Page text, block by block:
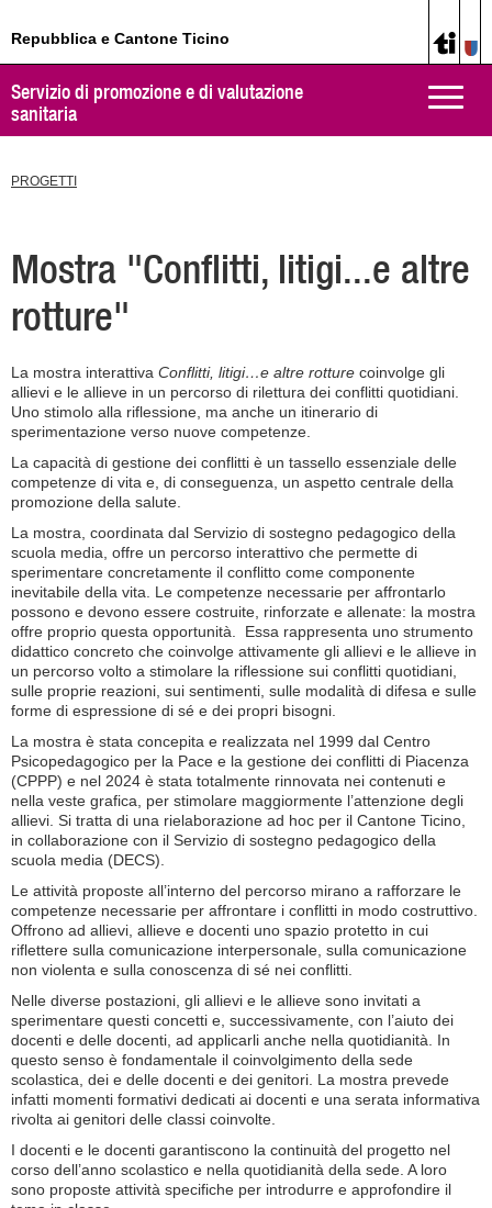
Repubblica e Cantone Ticino
Toggle
Servizio di promozione e di valutazione
sanitaria
PROGETTI
Mostra "Conflitti, litigi...e altre
rotture"
La mostra interattiva Conflitti, litigi…e altre rotture coinvolge gli
allievi e le allieve in un percorso di rilettura dei conflitti quotidiani.
Uno stimolo alla riflessione, ma anche un itinerario di
sperimentazione verso nuove competenze.
La capacità di gestione dei conflitti è un tassello essenziale delle
competenze di vita e, di conseguenza, un aspetto centrale della
promozione della salute.
La mostra, coordinata dal Servizio di sostegno pedagogico della
scuola media, offre un percorso interattivo che permette di
sperimentare concretamente il conflitto come componente
inevitabile della vita. Le competenze necessarie per affrontarlo
possono e devono essere costruite, rinforzate e allenate: la mostra
offre proprio questa opportunità. Essa rappresenta uno strumento
didattico concreto che coinvolge attivamente gli allievi e le allieve in
un percorso volto a stimolare la riflessione sui conflitti quotidiani,
sulle proprie reazioni, sui sentimenti, sulle modalità di difesa e sulle
forme di espressione di sé e dei propri bisogni.
La mostra è stata concepita e realizzata nel 1999 dal Centro
Psicopedagogico per la Pace e la gestione dei conflitti di Piacenza
(CPPP) e nel 2024 è stata totalmente rinnovata nei contenuti e
nella veste grafica, per stimolare maggiormente l’attenzione degli
allievi. Si tratta di una rielaborazione ad hoc per il Cantone Ticino,
in collaborazione con il Servizio di sostegno pedagogico della
scuola media (DECS).
Le attività proposte all’interno del percorso mirano a rafforzare le
competenze necessarie per affrontare i conflitti in modo costruttivo.
Offrono ad allievi, allieve e docenti uno spazio protetto in cui
riflettere sulla comunicazione interpersonale, sulla comunicazione
non violenta e sulla conoscenza di sé nei conflitti.
Nelle diverse postazioni, gli allievi e le allieve sono invitati a
sperimentare questi concetti e, successivamente, con l’aiuto dei
docenti e delle docenti, ad applicarli anche nella quotidianità. In
questo senso è fondamentale il coinvolgimento della sede
scolastica, dei e delle docenti e dei genitori. La mostra prevede
infatti momenti formativi dedicati ai docenti e una serata informativa
rivolta ai genitori delle classi coinvolte.
I docenti e le docenti garantiscono la continuità del progetto nel
corso dell’anno scolastico e nella quotidianità della sede. A loro
sono proposte attività specifiche per introdurre e approfondire il